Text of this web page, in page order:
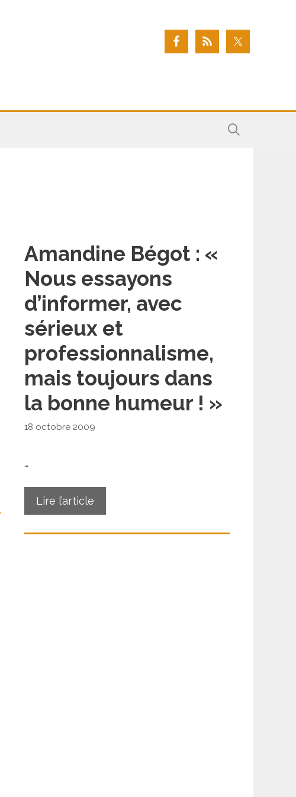
Amandine Bégot : «
Nous essayons
d’informer, avec
sérieux et
professionnalisme,
mais toujours dans
la bonne humeur ! »
18 octobre 2009
…
Lire l’article